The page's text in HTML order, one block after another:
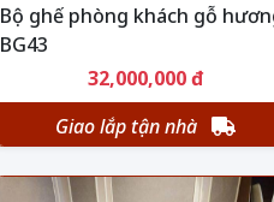
Bộ ghế phòng khách gỗ
BG43
32,000,000 đ
Giao lắp tận nhà